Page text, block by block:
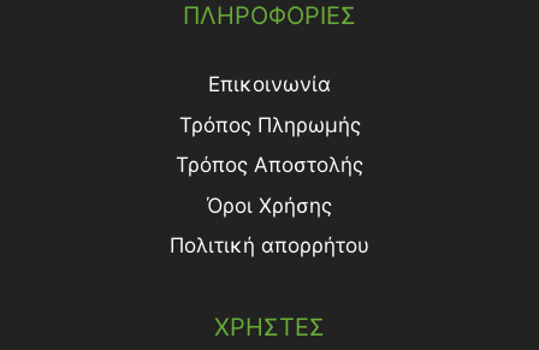
ΠΛΗΡΟΦΟΡΙΕΣ
Επικοινωνία
Τρόπος Πληρωμής
Τρόπος Aποστολής
Όροι Χρήσης
Πολιτική απορρήτου
ΧΡΗΣΤΕΣ